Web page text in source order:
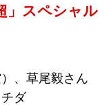
」スペシャル
、草尾毅さん
ダ